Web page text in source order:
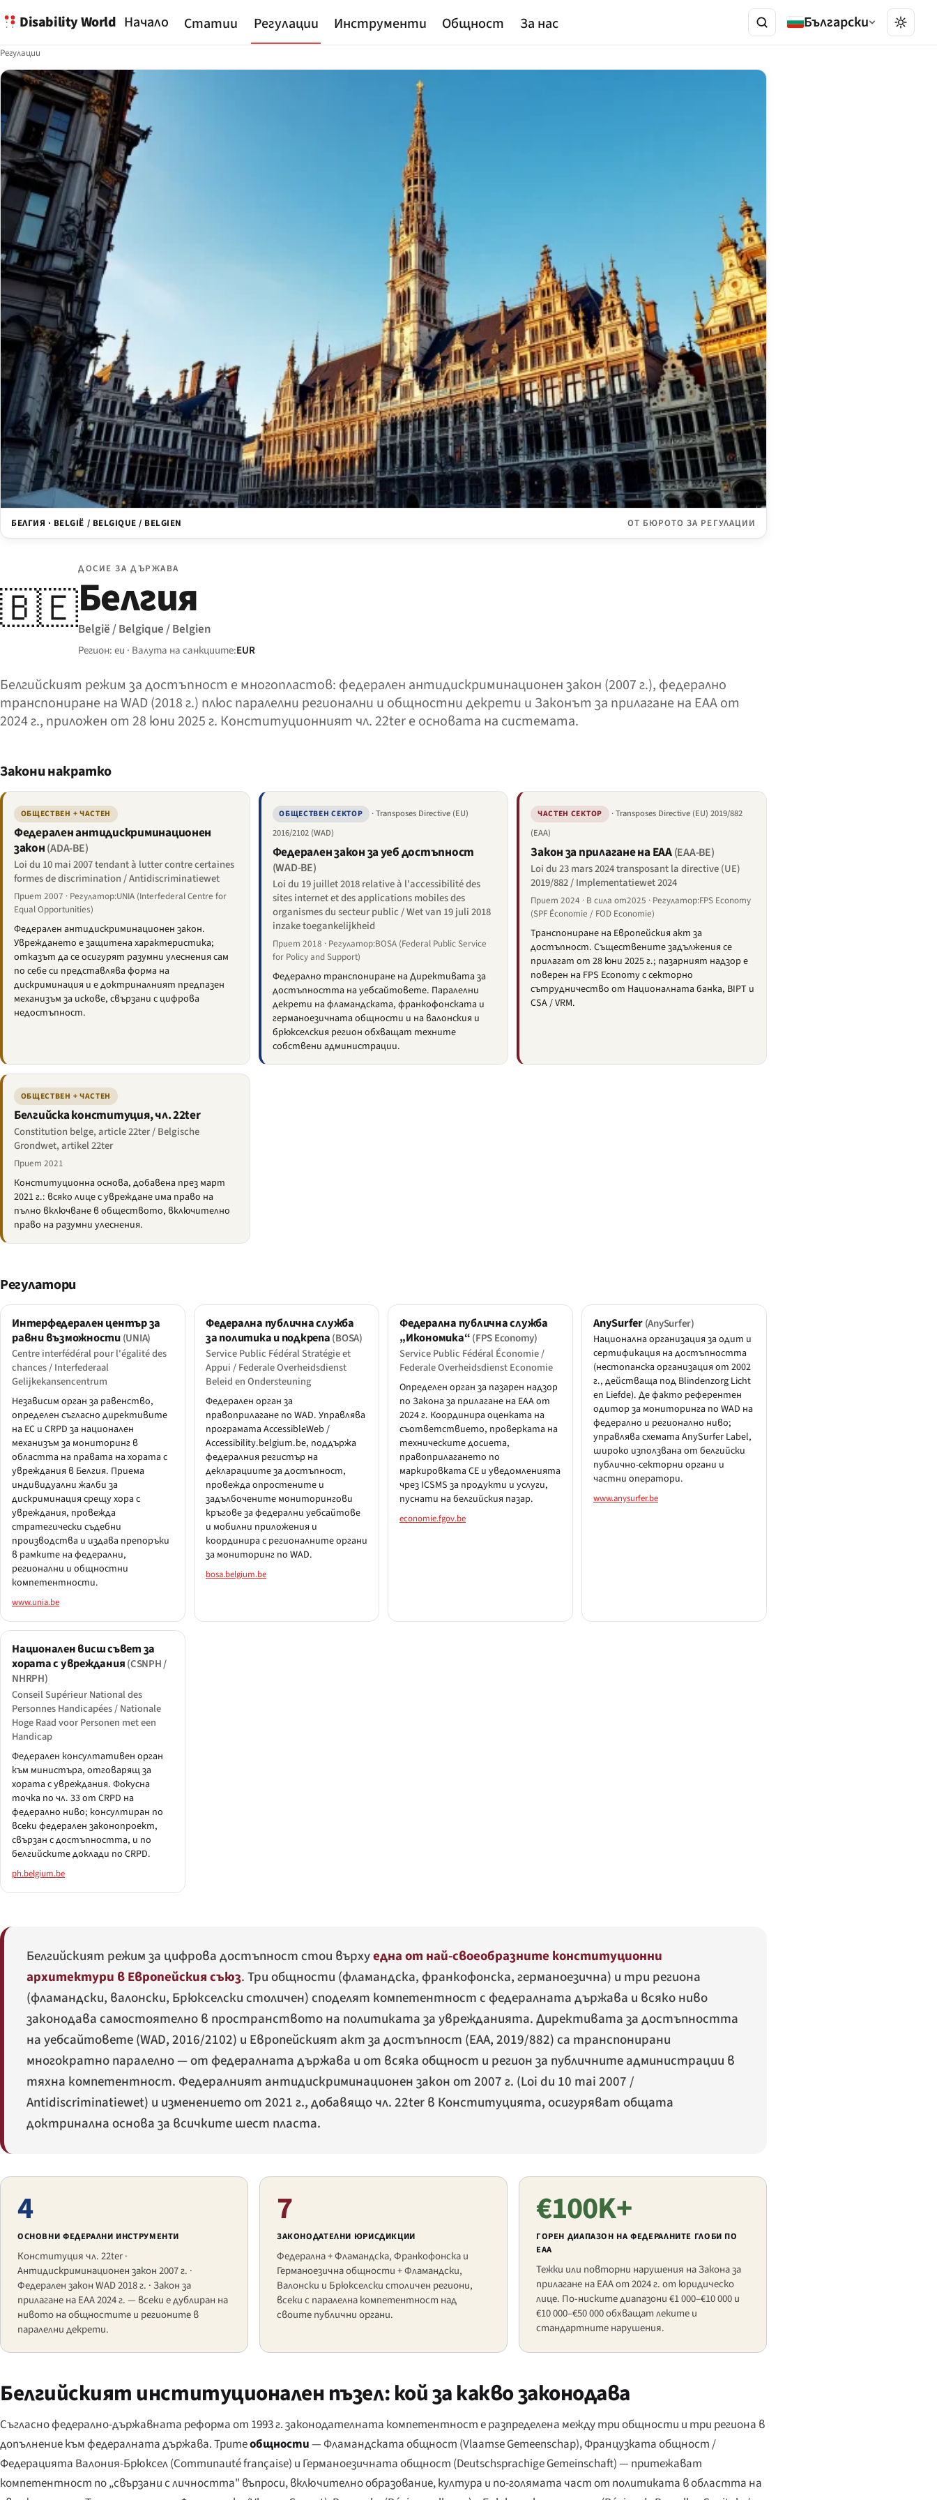
Disability World Начало Статии Регулации Инструменти Общност За нас Български
Регулации
БЕЛГИЯ · BELGIË / BELGIQUE / BELGIEN ОТ БЮРОТО ЗА РЕГУЛАЦИИ
🇧🇪
ДОСИЕ ЗА ДЪРЖАВА
Белгия
België / Belgique / Belgien
Регион: eu · Валута на санкциите:EUR
Белгийският режим за достъпност е многопластов: федерален антидискриминационен закон (2007 г.), федерално
транспониране на WAD (2018 г.) плюс паралелни регионални и общностни декрети и Законът за прилагане на EAA от
2024 г., приложен от 28 юни 2025 г. Конституционният чл. 22ter е основата на системата.
Закони накратко
ОБЩЕСТВЕН + ЧАСТЕН
Федерален антидискриминационен
закон(ADA-BE)
Loi du 10 mai 2007 tendant à lutter contre certaines
formes de discrimination / Antidiscriminatiewet
Приет 2007 · Регулатор:UNIA (Interfederal Centre for
Equal Opportunities)
Федерален антидискриминационен закон.
Увреждането е защитена характеристика;
отказът да се осигурят разумни улеснения сам
по себе си представлява форма на
дискриминация и е доктриналният предпазен
механизъм за искове, свързани с цифрова
недостъпност.
ОБЩЕСТВЕН СЕКТОР
· Transposes Directive (EU)
2016/2102 (WAD)
Федерален закон за уеб достъпност
(WAD-BE)
Loi du 19 juillet 2018 relative à l'accessibilité des
sites internet et des applications mobiles des
organismes du secteur public / Wet van 19 juli 2018
inzake toegankelijkheid
Приет 2018 · Регулатор:BOSA (Federal Public Service
for Policy and Support)
Федерално транспониране на Директивата за
достъпността на уебсайтовете. Паралелни
декрети на фламандската, франкофонската и
германоезичната общности и на валонския и
брюкселския регион обхващат техните
собствени администрации.
ЧАСТЕН СЕКТОР
· Transposes Directive (EU) 2019/882
(EAA)
Закон за прилагане на EAA(EAA-BE)
Loi du 23 mars 2024 transposant la directive (UE)
2019/882 / Implementatiewet 2024
Приет 2024 · В сила от2025 · Регулатор:FPS Economy
(SPF Économie / FOD Economie)
Транспониране на Европейския акт за
достъпност. Съществените задължения се
прилагат от 28 юни 2025 г.; пазарният надзор е
поверен на FPS Economy с секторно
сътрудничество от Националната банка, BIPT и
CSA / VRM.
ОБЩЕСТВЕН + ЧАСТЕН
Белгийска конституция, чл. 22ter
Constitution belge, article 22ter / Belgische
Grondwet, artikel 22ter
Приет 2021
Конституционна основа, добавена през март
2021 г.: всяко лице с увреждане има право на
пълно включване в обществото, включително
право на разумни улеснения.
Регулатори
Интерфедерален център за
равни възможности(UNIA)
Centre interfédéral pour l'égalité des
chances / Interfederaal
Gelijkekansencentrum
Независим орган за равенство,
определен съгласно директивите
на ЕС и CRPD за национален
механизъм за мониторинг в
областта на правата на хората с
увреждания в Белгия. Приема
индивидуални жалби за
дискриминация срещу хора с
увреждания, провежда
стратегически съдебни
производства и издава препоръки
в рамките на федерални,
регионални и общностни
компетентности.
www.unia.be
Федерална публична служба
за политика и подкрепа(BOSA)
Service Public Fédéral Stratégie et
Appui / Federale Overheidsdienst
Beleid en Ondersteuning
Федерален орган за
правоприлагане по WAD. Управлява
програмата AccessibleWeb /
Accessibility.belgium.be, поддържа
федералния регистър на
декларациите за достъпност,
провежда опростените и
задълбочените мониторингови
кръгове за федерални уебсайтове
и мобилни приложения и
координира с регионалните органи
за мониторинг по WAD.
bosa.belgium.be
Федерална публична служба
„Икономика“(FPS Economy)
Service Public Fédéral Économie /
Federale Overheidsdienst Economie
Определен орган за пазарен надзор
по Закона за прилагане на EAA от
2024 г. Координира оценката на
съответствието, проверката на
техническите досиета,
правоприлагането по
маркировката CE и уведомленията
чрез ICSMS за продукти и услуги,
пуснати на белгийския пазар.
economie.fgov.be
AnySurfer(AnySurfer)
Национална организация за одит и
сертификация на достъпността
(нестопанска организация от 2002
г., действаща под Blindenzorg Licht
en Liefde). Де факто референтен
одитор за мониторинга по WAD на
федерално и регионално ниво;
управлява схемата AnySurfer Label,
широко използвана от белгийски
публично-секторни органи и
частни оператори.
www.anysurfer.be
Национален висш съвет за
хората с увреждания(CSNPH /
NHRPH)
Conseil Supérieur National des
Personnes Handicapées / Nationale
Hoge Raad voor Personen met een
Handicap
Федерален консултативен орган
към министъра, отговарящ за
хората с увреждания. Фокусна
точка по чл. 33 от CRPD на
федерално ниво; консултиран по
всеки федерален законопроект,
свързан с достъпността, и по
белгийските доклади по CRPD.
ph.belgium.be
Белгийският режим за цифрова достъпност стои върхуедна от най-своеобразните конституционни
архитектури в Европейския съюз. Три общности (фламандска, франкофонска, германоезична) и три региона
(фламандски, валонски, Брюкселски столичен) споделят компетентност с федералната държава и всяко ниво
законодава самостоятелно в пространството на политиката за уврежданията. Директивата за достъпността
на уебсайтовете (WAD, 2016/2102) и Европейският акт за достъпност (EAA, 2019/882) са транспонирани
многократно паралелно — от федералната държава и от всяка общност и регион за публичните администрации в
тяхна компетентност. Федералният антидискриминационен закон от 2007 г. (Loi du 10 mai 2007/
Antidiscriminatiewet) и изменението от 2021 г., добавящо чл. 22ter в Конституцията, осигуряват общата
доктринална основа за всичките шест пласта.
4
ОСНОВНИ ФЕДЕРАЛНИ ИНСТРУМЕНТИ
Конституция чл. 22ter ·
Антидискриминационен закон 2007 г. ·
Федерален закон WAD 2018 г. · Закон за
прилагане на EAA 2024 г. — всеки е дублиран на
нивото на общностите и регионите в
паралелни декрети.
7
ЗАКОНОДАТЕЛНИ ЮРИСДИКЦИИ
Федерална + Фламандска, Франкофонска и
Германоезична общности + Фламандски,
Валонски и Брюкселски столичен региони,
всеки с паралелна компетентност над
своите публични органи.
€100K+
ГОРЕН ДИАПАЗОН НА ФЕДЕРАЛНИТЕ ГЛОБИ ПО
EAA
Тежки или повторни нарушения на Закона за
прилагане на EAA от 2024 г. от юридическо
лице. По-ниските диапазони €1 000–€10 000 и
€10 000–€50 000 обхващат леките и
стандартните нарушения.
Белгийският институционален пъзел: кой за какво законодава
Съгласно федерално-държавната реформа от 1993 г. законодателната компетентност е разпределена между три общности и три региона в
допълнение към федералната държава. Тритеобщности— Фламандската общност (Vlaamse Gemeenschap), Французката общност /
Федерацията Валония-Брюксел (Communauté française) и Германоезичната общност (Deutschsprachige Gemeinschaft) — притежават
компетентност по „свързани с личността" въпроси, включително образование, култура и по-голямата част от политиката в областта на